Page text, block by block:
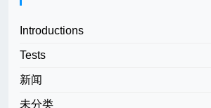
Introductions
Tests
新闻
未分类